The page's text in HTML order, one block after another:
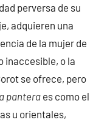
perversa de su
adquieren una
de la mujer de
inaccesible, o la
se ofrece, pero
pantera es como el
u orientales,